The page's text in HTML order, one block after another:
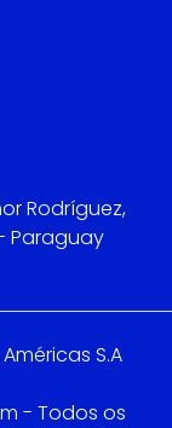
Rodríguez,
Paraguay
S.A
- Todos os